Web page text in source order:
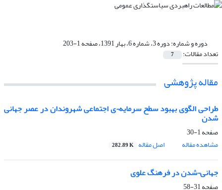
دوره و شماره:دوره 3، شماره 6، بهار 1391، صفحه 1-203
تعداد مقالات: 7
مقاله پژوهشی
طراحی الگو‌ی بهبود سطح سرمایه¬ی اجتماعی شهروندان در عصر جهانی
شدن
صفحه1-30
مشاهده مقاله
اصل مقاله 282.89 K
جهانی¬شدن در فرهنگ علوی
صفحه31-58